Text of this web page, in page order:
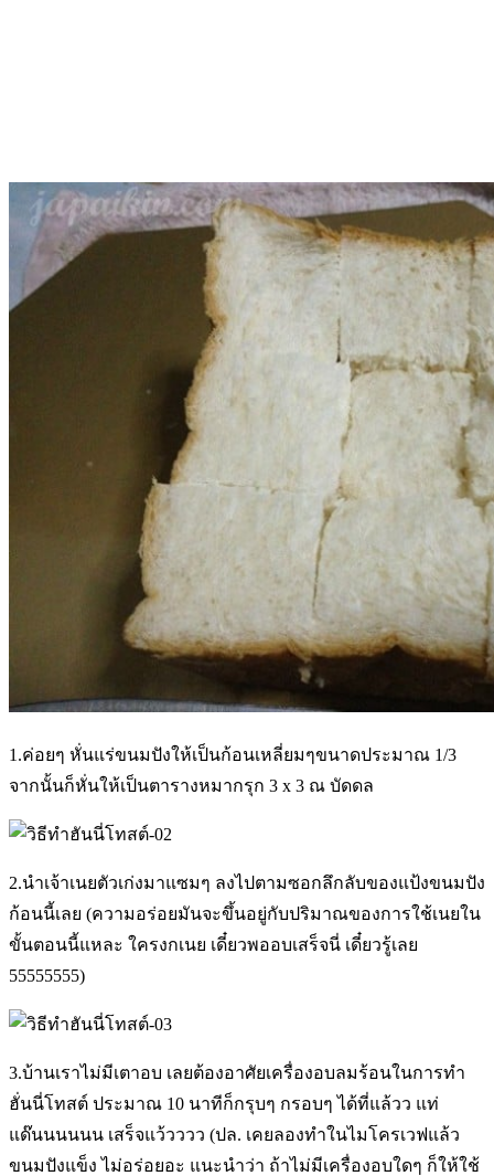
1.ค่อยๆ หั่นแร่ขนมปังให้เป็นก้อนเหลี่ยมๆขนาดประมาณ 1/3
จากนั้นก็หั่นให้เป็นตารางหมากรุก 3 x 3 ณ บัดดล
2.นำเจ้าเนยตัวเก่งมาแซมๆ ลงไปตามซอกลึกลับของแป้งขนมปัง
ก้อนนี้เลย (ความอร่อยมันจะขึ้นอยู่กับปริมาณของการใช้เนยใน
ขั้นตอนนี้แหละ ใครงกเนย เดี๋ยวพออบเสร็จนี่ เดี๋ยวรู้เลย
55555555)
3.บ้านเราไม่มีเตาอบ เลยต้องอาศัยเครื่องอบลมร้อนในการทำ
ฮั่นนี่โทสต์ ประมาณ 10 นาทีก็กรุบๆ กรอบๆ ได้ที่แล้วว แท่
แด๊นนนนนน เสร็จแว้วววว (ปล. เคยลองทำในไมโครเวฟแล้ว
ขนมปังแข็ง ไม่อร่อยอะ แนะนำว่า ถ้าไม่มีเครื่องอบใดๆ ก็ให้ใช้